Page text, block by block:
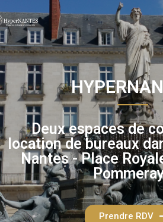
Deux espaces de
location de bureaux
Nantes - Place
Prendre RDV